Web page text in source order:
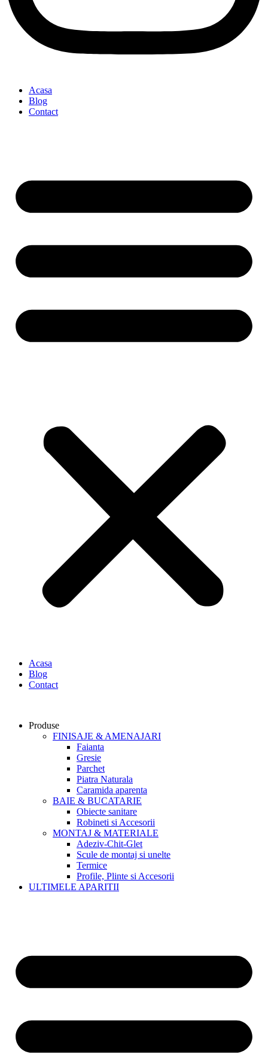
Acasa
Blog
Contact
Acasa
Blog
Contact
Produse
FINISAJE & AMENAJARI
Faianta
Gresie
Parchet
Piatra Naturala
Caramida aparenta
BAIE & BUCATARIE
Obiecte sanitare
Robineti si Accesorii
MONTAJ & MATERIALE
Adeziv-Chit-Glet
Scule de montaj si unelte
Termice
Profile, Plinte si Accesorii
ULTIMELE APARITII